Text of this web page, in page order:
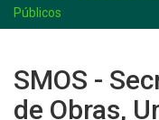
Públicos
SMOS -
de Obras,